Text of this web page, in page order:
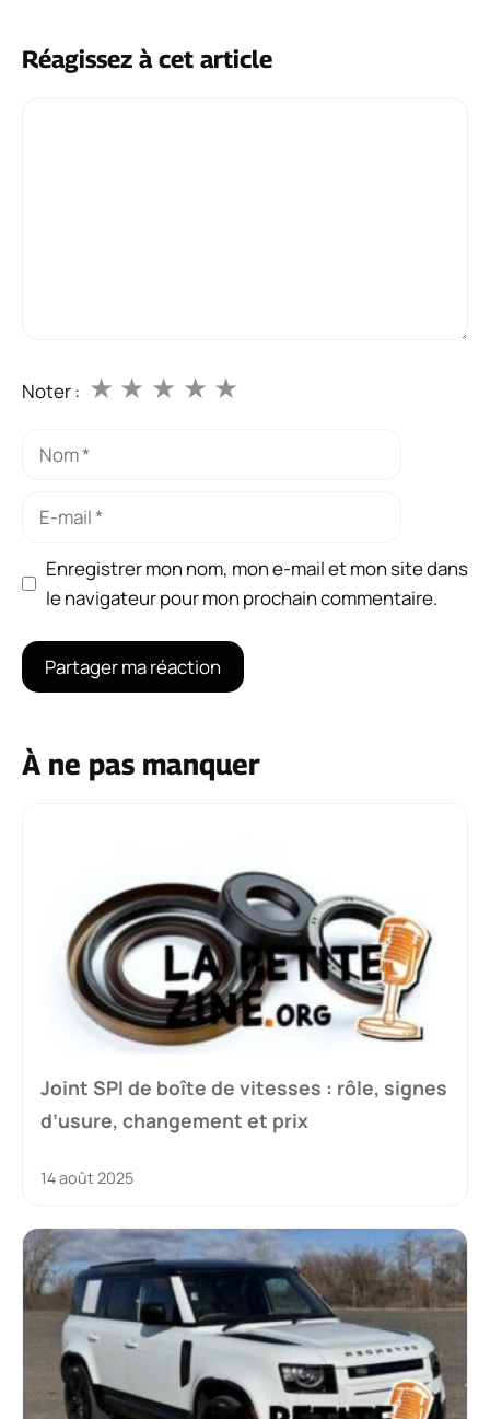
Réagissez à cet article
Noter : ★
★
★
★
★
Nom
Enregistrer mon nom, mon e-mail et mon site dans
le navigateur pour mon prochain commentaire.
À ne pas manquer
Joint SPI de boîte de vitesses : rôle, signes
d’usure, changement et prix
14 août 2025